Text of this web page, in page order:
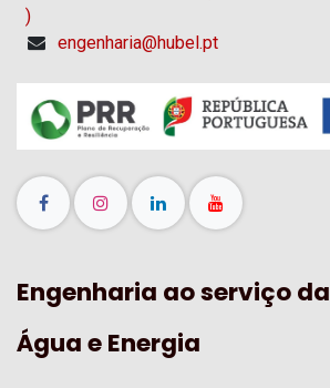
)
engenharia@hubel.pt
Engenharia ao serviço da
Água e Energia